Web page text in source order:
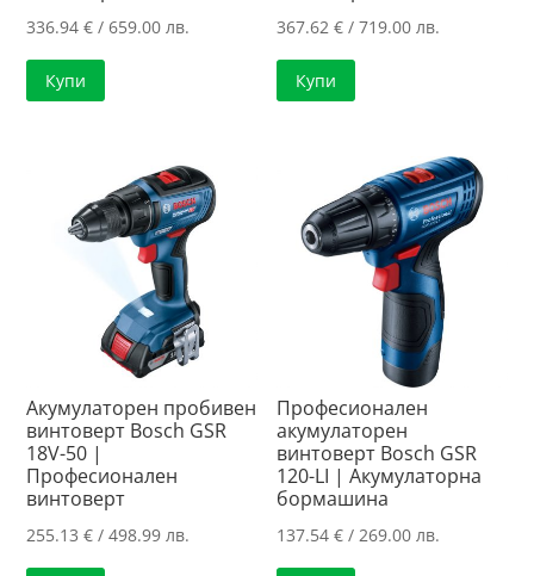
336.94€ / 659.00 лв.
Купи
367.62€ / 719.00 лв.
Купи
Акумулаторен пробивен
винтоверт Bosch GSR
18V-50 |
Професионален
винтоверт
255.13€ / 498.99 лв.
Професионален
акумулаторен
винтоверт Bosch GSR
120-LI | Акумулаторна
бормашина
137.54€ / 269.00 лв.